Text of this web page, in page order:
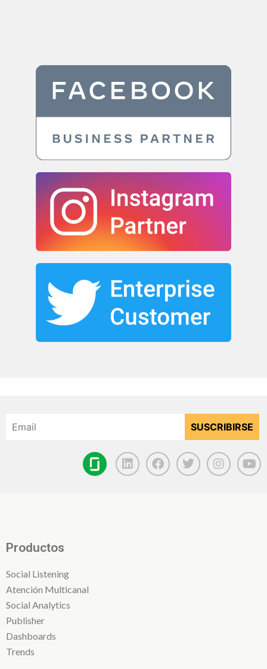
Productos
Social Listening
Atención Multicanal
Social Analytics
Publisher
Dashboards
Trends